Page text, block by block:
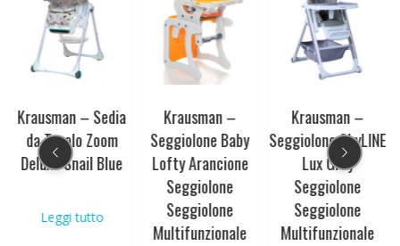
Krausman – Sedia
da Tavolo Zoom
Deluxe Snail Blue
Leggi tutto
Krausman –
Seggiolone Baby
Lofty Arancione
Seggiolone
Seggiolone
Multifunzionale
Krausman –
Seggiolone SkyLINE
Lux Grey
Seggiolone
Seggiolone
Multifunzionale